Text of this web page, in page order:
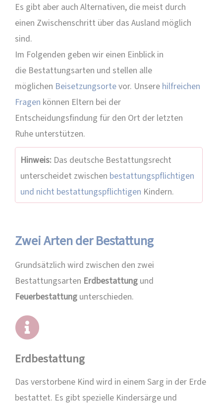
Es gibt aber auch Alternativen, die meist durch
einen Zwischenschritt über das Ausland möglich
sind.
Im Folgenden geben wir einen Einblick in
die Bestattungsarten und stellen alle
möglichen Beisetzungsortevor. Unsere hilfreichen
Fragen können Eltern bei der
Entscheidungsfindung für den Ort der letzten
Ruhe unterstützen.
Hinweis: Das deutsche Bestattungsrecht
unterscheidet zwischen bestattungspflichtigen
und nicht bestattungspflichtigen Kindern.
Zwei Arten der Bestattung
Grundsätzlich wird zwischen den zwei
Bestattungsarten Erdbestattung und
Feuerbestattung unterschieden.
Erdbestattung
Das verstorbene Kind wird in einem Sarg in der Erde
bestattet. Es gibt spezielle Kindersärge und